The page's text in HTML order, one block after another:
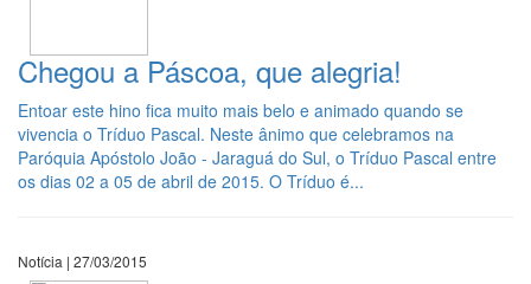
Chegou a Páscoa, que alegria!
Entoar este hino fica muito mais belo e animado quando se
vivencia o Tríduo Pascal. Neste ânimo que celebramos na
Paróquia Apóstolo João - Jaraguá do Sul, o Tríduo Pascal entre
os dias 02 a 05 de abril de 2015. O Tríduo é...
Notícia | 27/03/2015